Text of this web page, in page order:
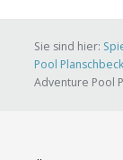
Sie sind hier:
Pool
Adventure Pool